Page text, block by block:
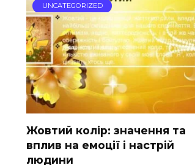
UNCATEGORIZED
Жовтий колір: значення та
вплив на емоції і настрій
людини